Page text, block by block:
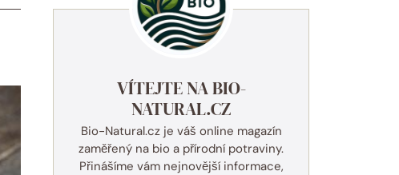
VÍTEJTE NA BIO-
NATURAL.CZ
Bio-Natural.cz je váš online magazín
zaměřený na bio a přírodní potraviny.
Přinášíme vám nejnovější informace,